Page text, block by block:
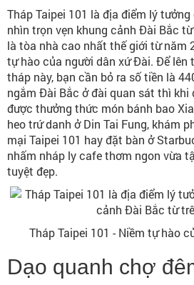
Tháp Taipei 101 là địa điểm lý
nhìn trọn vẹn khung cảnh Đài Bắc
là tòa nhà cao nhất thế giới từ năm
tự hào của người dân xứ Đài. Để lên
tháp này, bạn cần bỏ ra số tiền là
ngắm Đài Bắc ở đài quan sát thì khi
được thưởng thức món bánh bao
heo trứ danh ở Din Tai Fung, khám
mại Taipei 101 hay đặt bàn ở
nhấm nháp ly cafe thơm ngon vừa
tuyệt đẹp.
Tháp Taipei 101 - Niềm tự hào
Dạo quanh chợ